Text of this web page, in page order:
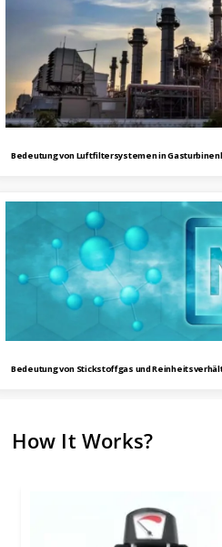
Bedeutung von Luftfiltersystemen in
Bedeutung von Stickstoffgas und
How It Works?